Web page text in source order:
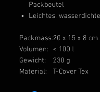
Packbeutel
Leichtes,
Packmass:20 x 15 x 8 cm
Volumen:
< 100 l
Gewicht:
230 g
Material:
T-Cover Tex